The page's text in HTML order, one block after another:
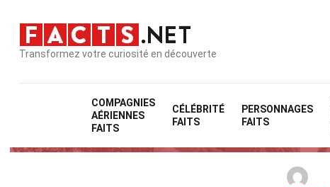
Transformez votre curiosité en découverte
COMPAGNIES
AÉRIENNES
FAITS
CÉLÉBRITÉ
FAITS
PERSONNAGES
FAITS